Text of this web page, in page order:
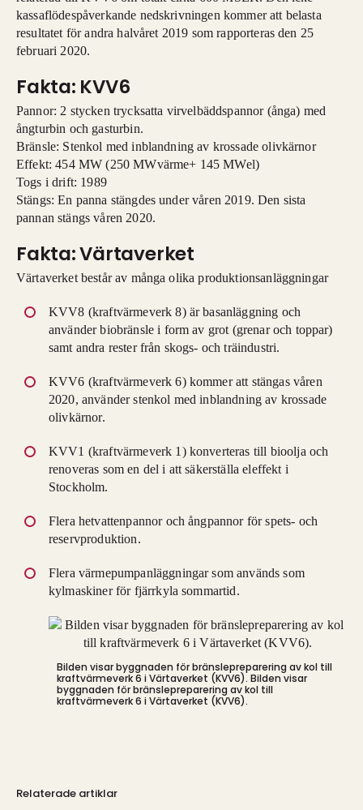
kassaflödespåverkande nedskrivningen kommer att belasta
resultatet för andra halvåret 2019 som rapporteras den 25
februari 2020.
Fakta: KVV6
Pannor: 2 stycken trycksatta virvelbäddspannor (ånga) med
ångturbin och gasturbin.
Bränsle: Stenkol med inblandning av krossade olivkärnor
Effekt: 454 MW (250 MWvärme+ 145 MWel)
Togs i drift: 1989
Stängs: En panna stängdes under våren 2019. Den sista
pannan stängs våren 2020.
Fakta: Värtaverket
Värtaverket består av många olika produktionsanläggningar
KVV8 (kraftvärmeverk 8) är basanläggning och
använder biobränsle i form av grot (grenar och toppar)
samt andra rester från skogs- och träindustri.
KVV6 (kraftvärmeverk 6) kommer att stängas våren
2020, använder stenkol med inblandning av krossade
olivkärnor.
KVV1 (kraftvärmeverk 1) konverteras till bioolja och
renoveras som en del i att säkerställa eleffekt i
Stockholm.
Flera hetvattenpannor och ångpannor för spets- och
reservproduktion.
Flera värmepumpanläggningar som används som
kylmaskiner för fjärrkyla sommartid.
Bilden visar byggnaden för bränslepreparering av kol till
kraftvärmeverk 6 i Värtaverket (KVV6). Bilden visar
byggnaden för bränslepreparering av kol till
kraftvärmeverk 6 i Värtaverket (KVV6).
Relaterade artiklar